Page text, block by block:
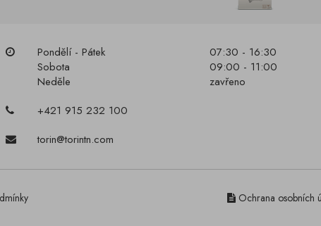
Pondělí - Pátek
07:30 - 16:30
Sobota
09:00 - 11:00
Neděle
zavřeno
+421 915 232 100
torin@torintn.com
Ochrana osobních